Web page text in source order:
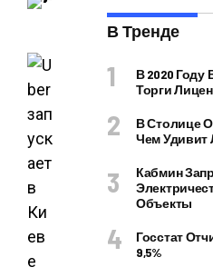
В Тренде
В 2020 Году
Торги
В Столице
Чем Удивит
Кабмин
Объекты
Госстат
9,5%